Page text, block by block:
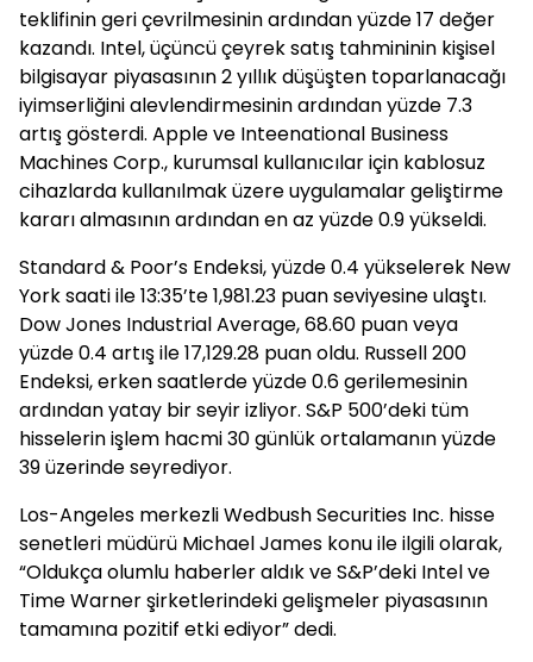
teklifinin geri çevrilmesinin ardından yüzde 17 değer
kazandı. Intel, üçüncü çeyrek satış tahmininin kişisel
bilgisayar piyasasının 2 yıllık düşüşten toparlanacağı
iyimserliğini alevlendirmesinin ardından yüzde 7.3
artış gösterdi. Apple ve Inteenational Business
Machines Corp., kurumsal kullanıcılar için kablosuz
cihazlarda kullanılmak üzere uygulamalar geliştirme
kararı almasının ardından en az yüzde 0.9 yükseldi.
Standard & Poor’s Endeksi, yüzde 0.4 yükselerek New
York saati ile 13:35’te 1,981.23 puan seviyesine ulaştı.
Dow Jones Industrial Average, 68.60 puan veya
yüzde 0.4 artış ile 17,129.28 puan oldu. Russell 200
Endeksi, erken saatlerde yüzde 0.6 gerilemesinin
ardından yatay bir seyir izliyor. S&P 500’deki tüm
hisselerin işlem hacmi 30 günlük ortalamanın yüzde
39 üzerinde seyrediyor.
Los-Angeles merkezli Wedbush Securities Inc. hisse
senetleri müdürü Michael James konu ile ilgili olarak,
“Oldukça olumlu haberler aldık ve S&P’deki Intel ve
Time Warner şirketlerindeki gelişmeler piyasasının
tamamına pozitif etki ediyor” dedi.